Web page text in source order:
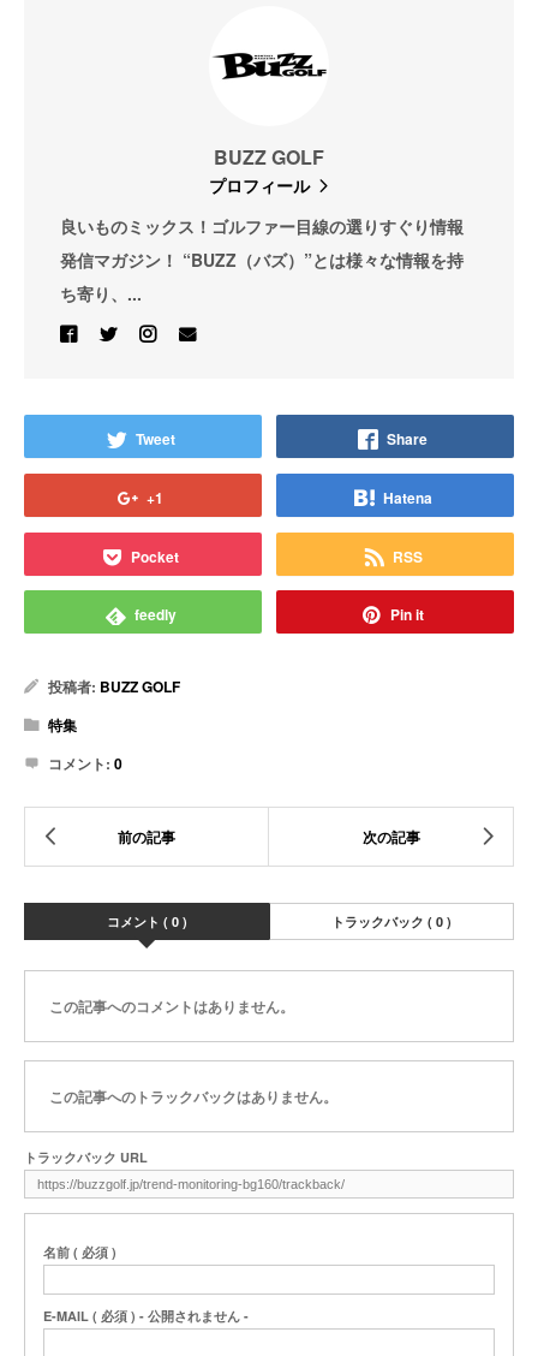
BUZZ GOLF
プロフィール
良いものミックス！ゴルファー目線の選りすぐり情報
発信マガジン！ “BUZZ（バズ）”とは様々な情報を持
ち寄り、...
Tweet Share
+1 Hatena
Pocket RSS
feedly Pin it
投稿者: BUZZ GOLF
特集
コメント: 0
コメント ( 0 ) トラックバック ( 0 )
この記事へのコメントはありません。
この記事へのトラックバックはありません。
トラックバック URL
名前 ( 必須 )
E-MAIL ( 必須 ) - 公開されません -